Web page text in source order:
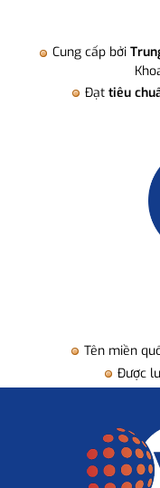
Cung cấp bởi
Đạt tiêu
Tên miền
Được